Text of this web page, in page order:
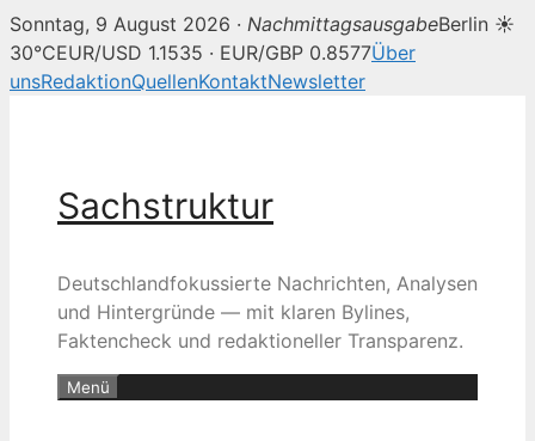
Sonntag, 9 August 2026 · NachmittagsausgabeBerlin ☀
30°CEUR/USD 1.1535 · EUR/GBP 0.8577Über
unsRedaktionQuellenKontaktNewsletter
Sachstruktur
Deutschlandfokussierte Nachrichten, Analysen
und Hintergründe — mit klaren Bylines,
Faktencheck und redaktioneller Transparenz.
Menü